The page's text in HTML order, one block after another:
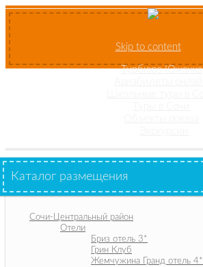
Skip to content
Турбюро Южанка
Каталог размещения
Сочи-Центральный район
Отели
Бриз отель 3*
Грин Клуб
Жемчужина Гранд отель 4*